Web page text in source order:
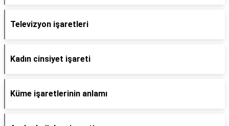
Televizyon işaretleri
Kadın cinsiyet işareti
Küme işaretlerinin anlamı